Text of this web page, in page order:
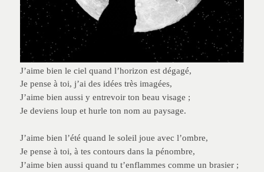
J’aime bien le ciel quand l’horizon est dégagé,
Je pense à toi, j’ai des idées très imagées,
J’aime bien aussi y entrevoir ton beau visage ;
Je deviens loup et hurle ton nom au paysage.
J’aime bien l’été quand le soleil joue avec l’ombre,
Je pense à toi, à tes contours dans la pénombre,
J’aime bien aussi quand tu t’enflammes comme un brasier ;